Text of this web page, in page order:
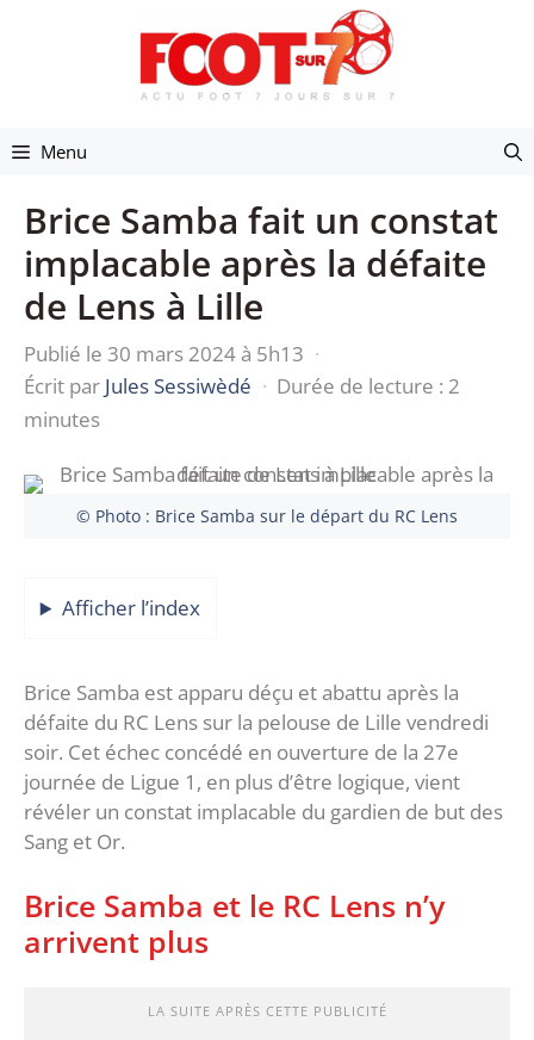
Menu
Brice Samba fait un constat
implacable après la défaite
de Lens à Lille
Publié le 30 mars 2024 à 5h13 ·
Écrit par Jules Sessiwèdé · Durée de lecture : 2
minutes
© Photo : Brice Samba sur le départ du RC Lens
Afficher l’index
Brice Samba est apparu déçu et abattu après la
défaite du RC Lens sur la pelouse de Lille vendredi
soir. Cet échec concédé en ouverture de la 27e
journée de Ligue 1, en plus d’être logique, vient
révéler un constat implacable du gardien de but des
Sang et Or.
Brice Samba et le RC Lens n’y
arrivent plus
LA SUITE APRÈS CETTE PUBLICITÉ